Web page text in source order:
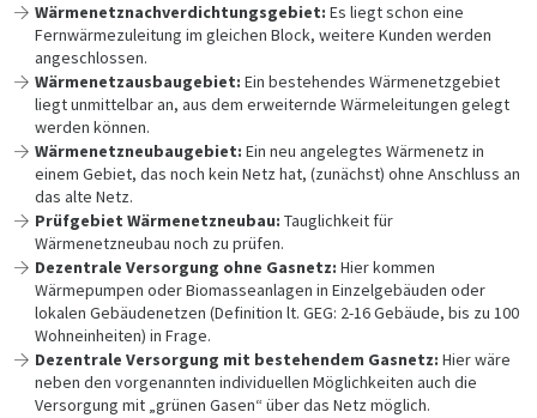
Wärmenetznachverdichtungsgebiet: Es liegt schon eine
Fernwärmezuleitung im gleichen Block, weitere Kunden werden
angeschlossen.
Wärmenetzausbaugebiet: Ein bestehendes Wärmenetzgebiet
liegt unmittelbar an, aus dem erweiternde Wärmeleitungen gelegt
werden können.
Wärmenetzneubaugebiet: Ein neu angelegtes Wärmenetz in
einem Gebiet, das noch kein Netz hat, (zunächst) ohne Anschluss an
das alte Netz.
Prüfgebiet Wärmenetzneubau: Tauglichkeit für
Wärmenetzneubau noch zu prüfen.
Dezentrale Versorgung ohne Gasnetz: Hier kommen
Wärmepumpen oder Biomasseanlagen in Einzelgebäuden oder
lokalen Gebäudenetzen (Definition lt. GEG: 2-16 Gebäude, bis zu 100
Wohneinheiten) in Frage.
Dezentrale Versorgung mit bestehendem Gasnetz: Hier wäre
neben den vorgenannten individuellen Möglichkeiten auch die
Versorgung mit „grünen Gasen“ über das Netz möglich.